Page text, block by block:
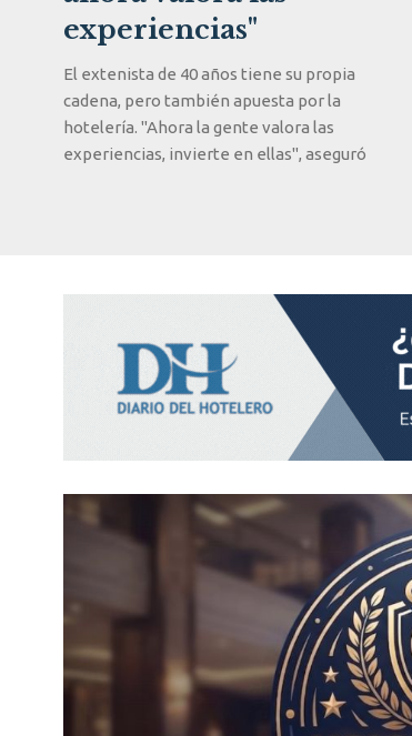
experiencias"
El extenista de 40 años tiene su propia
cadena, pero también apuesta por la
hotelería. "Ahora la gente valora las
experiencias, invierte en ellas", aseguró